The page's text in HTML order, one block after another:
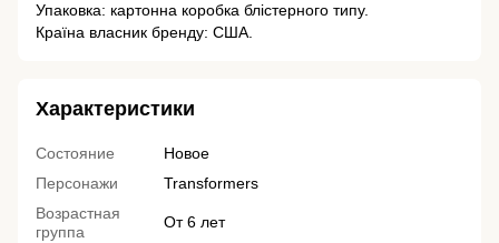
Упаковка: картонна коробка блістерного типу.
Країна власник бренду: США.
Характеристики
Состояние
Новое
Персонажи
Transformers
Возрастная
группа
От 6 лет